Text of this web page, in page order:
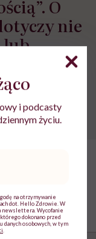
O
nie
lub
i podcasty
życiu.
na otrzymywanie
dot. Hello Zdrowie. W
newslettera. Wycofanie
dokonano przed
danych osobowych, w tym